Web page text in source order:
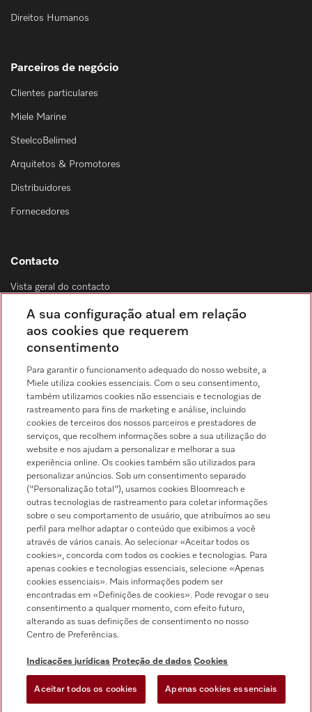
Direitos Humanos
Parceiros de negócio
Clientes particulares
Miele Marine
SteelcoBelimed
Arquitetos & Promotores
Distribuidores
Fornecedores
Contacto
Vista geral do contacto
Distribuição & Serviço de assistência técnica
Chamada para a rede fixa, de acordo com o seu tarifário, em Portugal e em
Pesquisa de distribuidores
Siga a Miele Professional
Proteção de dados
Condições gerais
A sua configuração atual em relação
aos cookies que requerem
consentimento
Para garantir o funcionamento adequado do nosso website, a
Miele utiliza cookies essenciais. Com o seu consentimento,
também utilizamos cookies não essenciais e tecnologias de
rastreamento para fins de marketing e análise, incluindo
cookies de terceiros dos nossos parceiros e prestadores de
serviços, que recolhem informações sobre a sua utilização do
website e nos ajudam a personalizar e melhorar a sua
experiência online. Os cookies também são utilizados para
personalizar anúncios. Sob um consentimento separado
("Personalização total"), usamos cookies Bloomreach e
outras tecnologias de rastreamento para coletar informações
sobre o seu comportamento de usuário, que atribuímos ao seu
perfil para melhor adaptar o conteúdo que exibimos a você
através de vários canais. Ao selecionar «Aceitar todos os
cookies», concorda com todos os cookies e tecnologias. Para
apenas cookies e tecnologias essenciais, selecione «Apenas
cookies essenciais». Mais informações podem ser
encontradas em «Definições de cookies». Pode revogar o seu
consentimento a qualquer momento, com efeito futuro,
alterando as suas definições de consentimento no nosso
Centro de Preferências.
Indicações jurídicas Proteção de dados Cookies
Aceitar todos os cookies Apenas cookies essenciais